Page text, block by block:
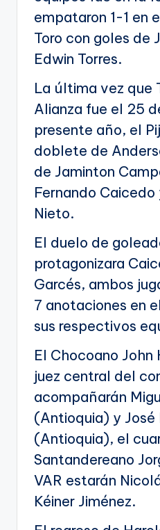
empataron 1-1 en
Toro con goles de
Edwin Torres.
La última vez que
Alianza fue el 25
presente año, el
doblete de
de Jaminton
Fernando Caicedo
Nieto.
El duelo de
protagonizara
Garcés, ambos
7 anotaciones en
sus respectivos
El Chocoano John
juez central del
acompañarán
(Antioquia) y José
(Antioquia), el
Santandereano
VAR estarán
Kéiner Jiménez.